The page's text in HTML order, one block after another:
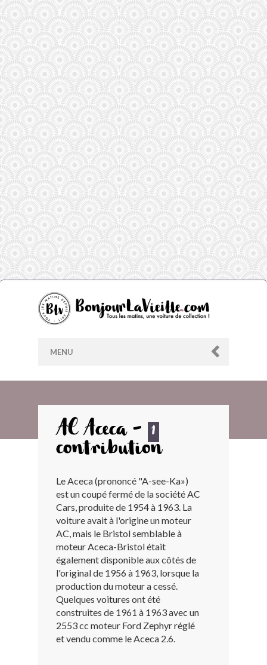
MENU
AU HASARD
ARCHIVES
LES CONTRIBUTEURS
LE BLOG
BONJOURLAVIEILLE ?
MODÈLES ET MARQUES
COMMENT FONCTIONNE BLV ?
AC Aceca - 1
contribution
Le Aceca (prononcé "A-see-Ka»)
est un coupé fermé de la société AC
Cars, produite de 1954 à 1963. La
voiture avait à l'origine un moteur
AC, mais le Bristol semblable à
moteur Aceca-Bristol était
également disponible aux côtés de
l'original de 1956 à 1963, lorsque la
production du moteur a cessé.
Quelques voitures ont été
construites de 1961 à 1963 avec un
2553 cc moteur Ford Zephyr réglé
et vendu comme le Aceca 2.6.